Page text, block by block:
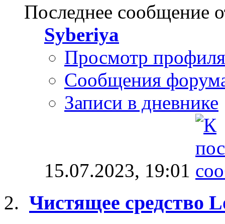
Последнее сообщение
Syberiya
Просмотр профиля
Сообщения
Записи в дневнике
15.07.2023, 19:01
Чистящее средство